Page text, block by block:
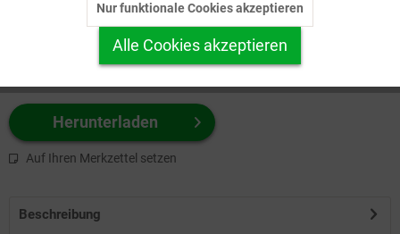
Herunterladen
Auf Ihren Merkzettel setzen
Beschreibung
Personalisierung Inaktiv
Service
Nur funktionale Cookies akzeptieren
Alle Cookies akzeptieren